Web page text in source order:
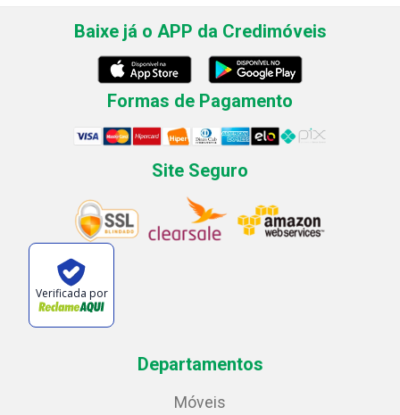
Baixe já o APP da Credimóveis
Formas de Pagamento
Site Seguro
Verificada por
Departamentos
Móveis